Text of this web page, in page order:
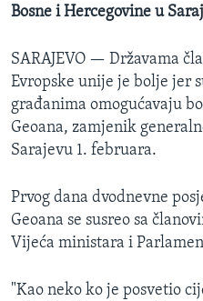
Bosne i Hercegovine u
SARAJEVO — Državama
Evropske unije je bolje jer
građanima omogućavaju
Geoana, zamjenik
Sarajevu 1. februara.
Prvog dana dvodnevne
Geoana se susreo sa
Vijeća ministara i
"Kao neko ko je posvetio